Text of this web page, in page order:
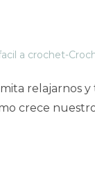
relajarnos
crece